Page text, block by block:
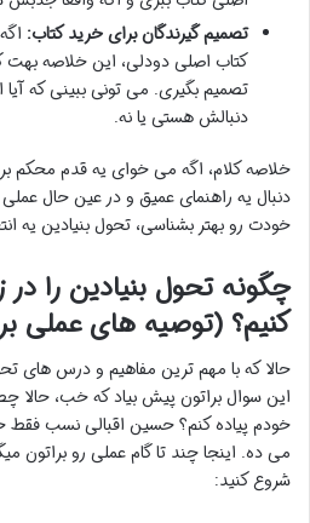
تصمیم گیرندگان برای خرید کتاب:
کتاب اصلی دودلی، این خلاصه بهت
تصمیم بگیری. می تونی ببینی که
دنبالش هستی یا نه.
خلاصه کلام، اگه می خوای یه قدم محکم
دنبال یه راهنمای عمیق و در عین حال
خودت رو بهتر بشناسی، تحول بنیادین یه
چگونه تحول بنیادین را
کنیم؟ (توصیه های عملی
حالا که با مهم ترین مفاهیم و درس های
این سوال براتون پیش بیاد که خب، حالا
خودم پیاده کنم؟ حسین اقبالی نسب فقط
می ده. اینجا چند تا گام عملی رو براتون
شروع کنید: